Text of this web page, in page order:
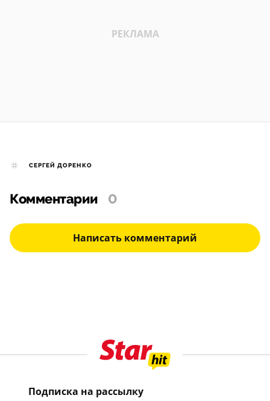
СЕРГЕЙ ДОРЕНКО
Комментарии 0
Написать комментарий
Подписка на рассылку